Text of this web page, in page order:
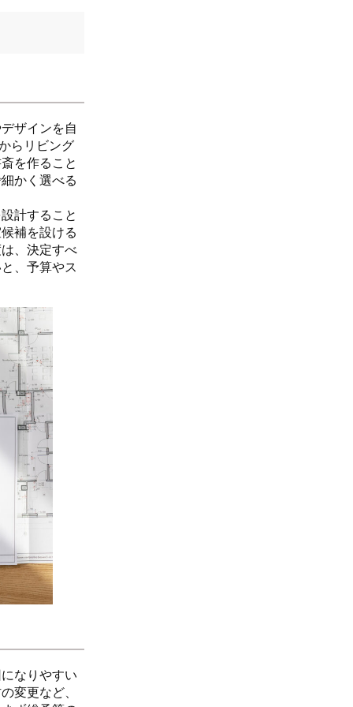
ザインを自
らリビング
を作ること
かく選べる
計すること
補を設ける
、決定すべ
、予算やス
なりやすい
変更など、